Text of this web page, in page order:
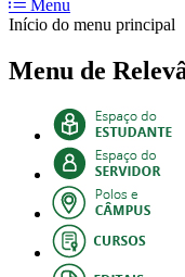
Menu
Início do menu principal
Menu de